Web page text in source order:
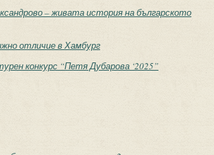
– живата история на българското
отличие в Хамбург
конкурс “Петя Дубарова ‘2025”